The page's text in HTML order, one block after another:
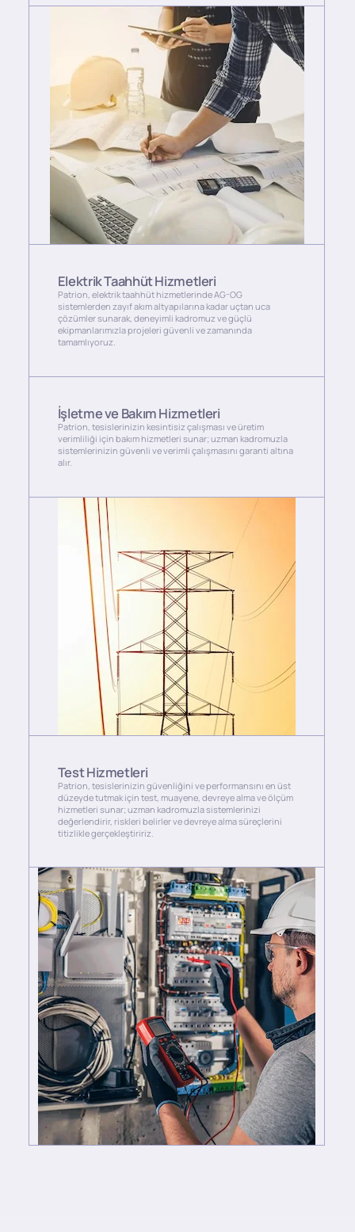
Elektrik Taahhüt Hizmetleri
Patrion, elektrik taahhüt hizmetlerinde AG-OG
sistemlerden zayıf akım altyapılarına kadar uçtan uca
çözümler sunarak, deneyimli kadromuz ve güçlü
ekipmanlarımızla projeleri güvenli ve zamanında
tamamlıyoruz.
İşletme ve Bakım Hizmetleri
Patrion, tesislerinizin kesintisiz çalışması ve üretim
verimliliği için bakım hizmetleri sunar; uzman kadromuzla
sistemlerinizin güvenli ve verimli çalışmasını garanti altına
alır.
Test Hizmetleri
Patrion, tesislerinizin güvenliğini ve performansını en üst
düzeyde tutmak için test, muayene, devreye alma ve ölçüm
hizmetleri sunar; uzman kadromuzla sistemlerinizi
değerlendirir, riskleri belirler ve devreye alma süreçlerini
titizlikle gerçekleştiririz.